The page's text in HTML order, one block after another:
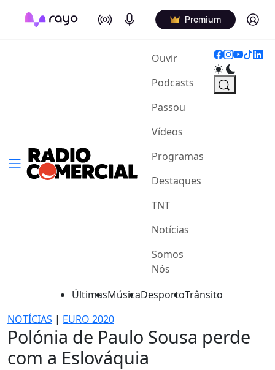
On Air Podcasts Premium Log in
Ouvir(current)
Podcasts
Passou
Vídeos
Programas
Destaques
TNT
Notícias
Somos
Nós
ÚltimasMúsicaDesportoTrânsito
NOTÍCIAS | EURO 2020
Polónia de Paulo Sousa perde
com a Eslováquia